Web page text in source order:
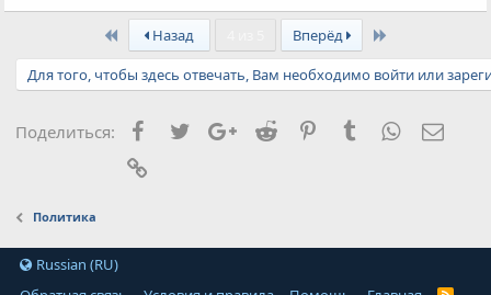
First Назад Вперёд
Для того, чтобы здесь отвечать, Вам необходимо войти или
Поделиться: Facebook
TwitterGoogle+
Reddit PinterestTumblrWhatsApp
Политика
Russian (RU)